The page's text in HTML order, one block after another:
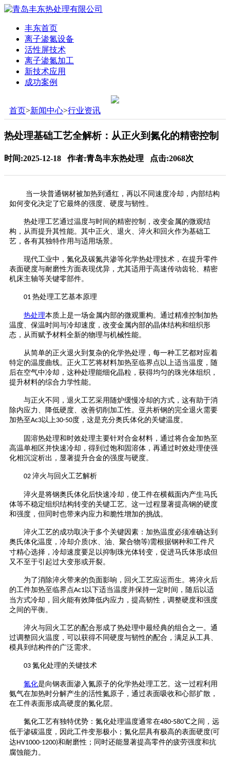
丰东首页
离子渗氮设备
活性屏技术
离子渗氮加工
新技术应用
成功案例
首页>新闻中心>行业资讯
热处理基础工艺全解析：从正火到氮化的精密控制
时间:2025-12-18 作者:青岛丰东热处理 点击:2068次
当一块普通钢材被加热到通红，再以不同速度冷却，内部结构
如何变化决定了它最终的强度、硬度与韧性。
热处理工艺通过温度与时间的精密控制，改变金属的微观结
构，从而提升其性能。其中正火、退火、淬火和回火作为基础工
艺，各有其独特作用与适用场景。
现代工业中，氮化及碳氮共渗等化学热处理技术，在提升零件
表面硬度与耐磨性方面表现优异，尤其适用于高速传动齿轮、精密
机床主轴等关键零部件。
01 热处理工艺基本原理
热处理本质上是一场金属内部的微观重构。通过精准控制加热
温度、保温时间与冷却速度，改变金属内部的晶体结构和组织形
态，从而赋予材料全新的物理与机械性能。
从简单的正火退火到复杂的化学热处理，每一种工艺都对应着
特定的温度曲线。正火工艺将材料加热至临界点以上适当温度，随
后在空气中冷却，这种处理能细化晶粒，获得均匀的珠光体组织，
提升材料的综合力学性能。
与正火不同，退火工艺采用随炉缓慢冷却的方式，这有助于消
除内应力、降低硬度、改善切削加工性。亚共析钢的完全退火需要
加热至Ac3以上30-50度，这是充分奥氏体化的关键温度。
固溶热处理和时效处理主要针对合金材料，通过将合金加热至
高温单相区并快速冷却，得到过饱和固溶体，再通过时效处理使强
化相沉淀析出，显著提升合金的强度与硬度。
02 淬火与回火工艺解析
淬火是将钢奥氏体化后快速冷却，使工件在横截面内产生马氏
体等不稳定组织结构转变的关键工艺。这一过程显著提高钢的硬度
和强度，但同时也带来内应力和脆性增加的挑战。
淬火工艺的成功取决于多个关键因素：加热温度必须准确达到
奥氏体化温度，冷却介质(水、油、聚合物等)需根据钢种和工件尺
寸精心选择，冷却速度要足以抑制珠光体转变，促进马氏体形成但
又不至于引起过大变形或开裂。
为了消除淬火带来的负面影响，回火工艺应运而生。将淬火后
的工件加热至临界点Ac1以下适当温度并保持一定时间，随后以适
当方式冷却，回火能有效降低内应力，提高韧性，调整硬度和强度
之间的平衡。
淬火与回火工艺的配合形成了热处理中最经典的组合之一。通
过调整回火温度，可以获得不同硬度与韧性的配合，满足从工具、
模具到结构件的广泛需求。
03 氮化处理的关键技术
氮化是向钢表面渗入氮原子的化学热处理工艺。这一过程利用
氨气在加热时分解产生的活性氮原子，通过表面吸收和心部扩散，
在工件表面形成高硬度的氮化层。
氮化工艺有独特优势：氮化处理温度通常在480-580℃之间，远
低于渗碳温度，因此工件变形极小；氮化层具有极高的表面硬度(可
达HV1000-1200)和耐磨性；同时还能显著提高零件的疲劳强度和抗
腐蚀能力。